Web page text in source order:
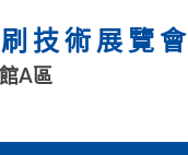
技術展覽會
A區